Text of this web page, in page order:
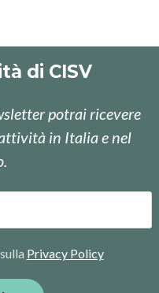
di CISV
potrai ricevere
in Italia e nel
Privacy Policy